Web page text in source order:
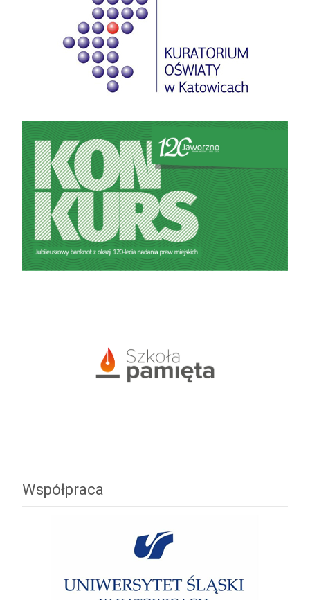
Współpraca